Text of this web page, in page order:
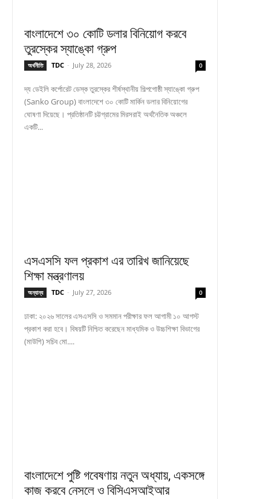
বাংলাদেশে ৩০ কোটি ডলার বিনিয়োগ করবে
তুরস্কের স্যাঙ্কো গ্রুপ
অর্থনীতি TDC - July 28, 2026 0
দ্য ডেইলি কর্পোরেট ডেস্ক তুরস্কের শীর্ষস্থানীয় শিল্পগোষ্ঠী স্যাঙ্কো গ্রুপ
(Sanko Group) বাংলাদেশে ৩০ কোটি মার্কিন ডলার বিনিয়োগের
ঘোষণা দিয়েছে। প্রতিষ্ঠানটি চট্টগ্রামের মিরসরাই অর্থনৈতিক অঞ্চলে
একটি...
এসএসসি ফল প্রকাশ এর তারিখ জানিয়েছে
শিক্ষা মন্ত্রণালয়
অন্যান্য TDC - July 27, 2026 0
ঢাকা: ২০২৬ সালের এসএসসি ও সমমান পরীক্ষার ফল আগামী ১০ আগস্ট
প্রকাশ করা হবে। বিষয়টি নিশ্চিত করেছেন মাধ্যমিক ও উচ্চশিক্ষা বিভাগের
(মাউশি) সচিব মো....
বাংলাদেশে পুষ্টি গবেষণায় নতুন অধ্যায়, একসঙ্গে
কাজ করবে নেসলে ও বিসিএসআইআর